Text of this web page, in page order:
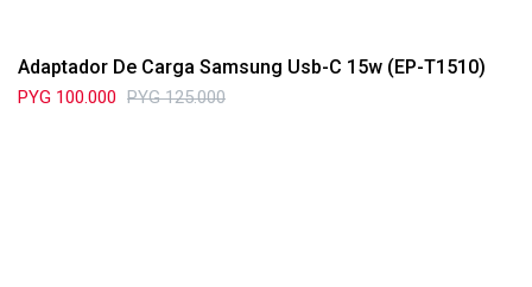
Adaptador De Carga Samsung Usb-C 15w (EP-T1510)
PYG 100.000 PYG 125.000